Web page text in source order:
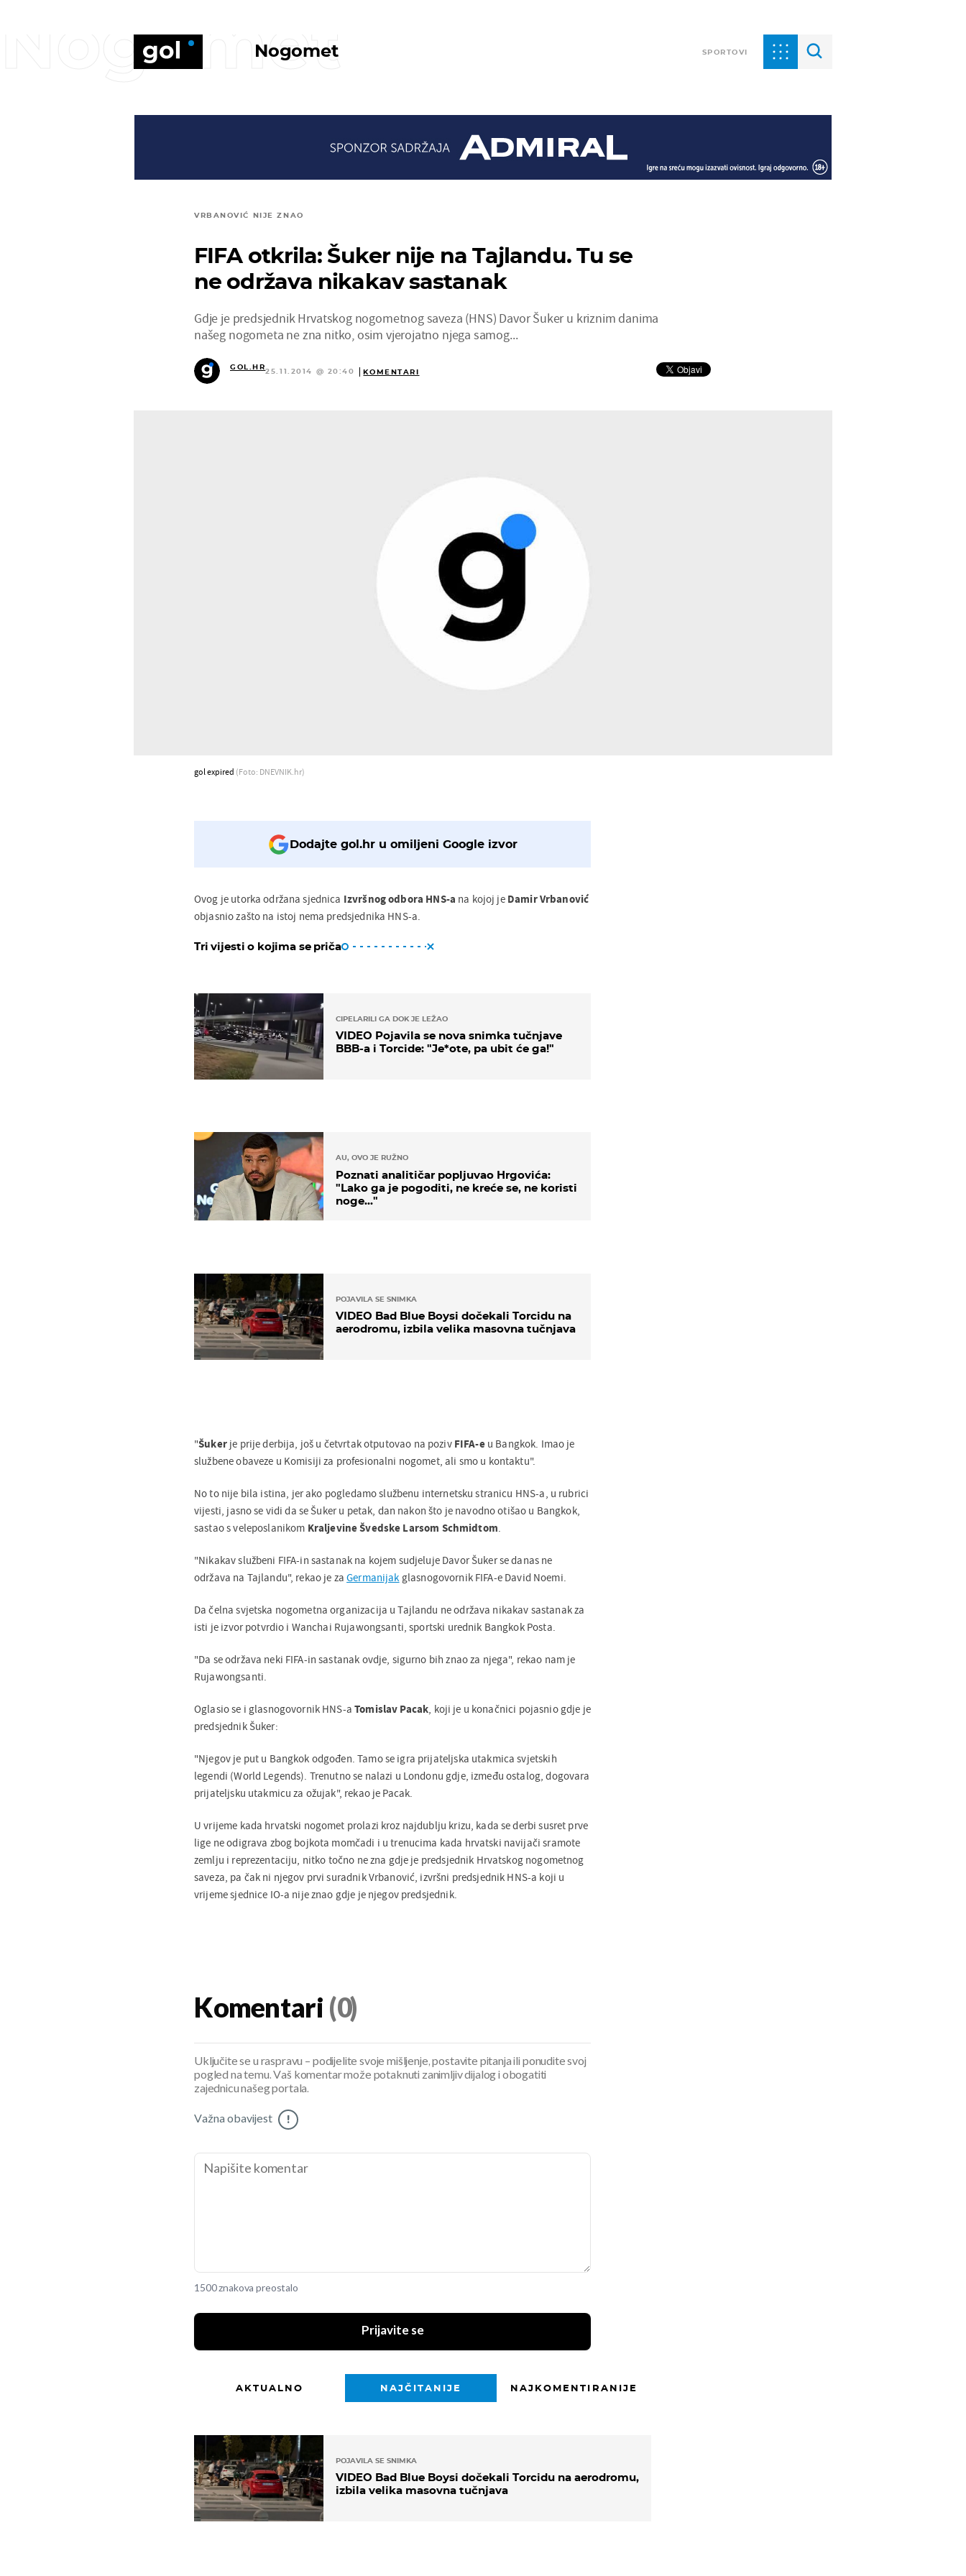
Nogomet SPORTOVI
Nogomet
VRBANOVIĆ NIJE ZNAO
FIFA otkrila: Šuker nije na Tajlandu. Tu se
ne održava nikakav sastanak
Gdje je predsjednik Hrvatskog nogometnog saveza (HNS) Davor Šuker u kriznim danima
našeg nogometa ne zna nitko, osim vjerojatno njega samog...
GOL.HR
25.11.2014 @ 20:40 KOMENTARI
gol expired (Foto: DNEVNIK.hr)
Dodajte gol.hr u omiljeni Google izvor
Ovog je utorka održana sjednica Izvršnog odbora HNS-a na kojoj je Damir Vrbanović
objasnio zašto na istoj nema predsjednika HNS-a.
Tri vijesti o kojima se priča
CIPELARILI GA DOK JE LEŽAO
VIDEO Pojavila se nova snimka tučnjave
BBB-a i Torcide: "Je*ote, pa ubit će ga!"
AU, OVO JE RUŽNO
Poznati analitičar popljuvao Hrgovića:
"Lako ga je pogoditi, ne kreće se, ne koristi
noge..."
POJAVILA SE SNIMKA
VIDEO Bad Blue Boysi dočekali Torcidu na
aerodromu, izbila velika masovna tučnjava
"Šukerje prije derbija, još u četvrtak otputovao na poziv FIFA-eu Bangkok. Imao je
službene obaveze u Komisiji za profesionalni nogomet, ali smo u kontaktu".
No to nije bila istina, jer ako pogledamo službenu internetsku stranicu HNS-a, u rubrici
vijesti, jasno se vidi da se Šuker u petak, dan nakon što je navodno otišao u Bangkok,
sastao s veleposlanikom Kraljevine Švedske Larsom Schmidtom.
"Nikakav službeni FIFA-in sastanak na kojem sudjeluje Davor Šuker se danas ne
održava na Tajlandu", rekao je zaGermanijak glasnogovornik FIFA-e David Noemi.
Da čelna svjetska nogometna organizacija u Tajlandu ne održava nikakav sastanak za
isti je izvor potvrdio i Wanchai Rujawongsanti, sportski urednik Bangkok Posta.
"Da se održava neki FIFA-in sastanak ovdje, sigurno bih znao za njega", rekao nam je
Rujawongsanti.
Oglasio se i glasnogovornik HNS-aTomislav Pacak, koji je u konačnici pojasnio gdje je
predsjednik Šuker:
"Njegov je put u Bangkok odgođen. Tamo se igra prijateljska utakmica svjetskih
legendi (World Legends). Trenutno se nalazi u Londonu gdje, između ostalog, dogovara
prijateljsku utakmicu za ožujak", rekao je Pacak.
U vrijeme kada hrvatski nogomet prolazi kroz najdublju krizu, kada se derbi susret prve
lige ne odigrava zbog bojkota momčadi i u trenucima kada hrvatski navijači sramote
zemlju i reprezentaciju, nitko točno ne zna gdje je predsjednik Hrvatskog nogometnog
saveza, pa čak ni njegov prvi suradnik Vrbanović, izvršni predsjednik HNS-a koji u
vrijeme sjednice IO-a nije znao gdje je njegov predsjednik.
Komentari (0)
Uključite se u raspravu – podijelite svoje mišljenje, postavite pitanja ili ponudite svoj
pogled na temu. Vaš komentar može potaknuti zanimljiv dijalog i obogatiti
zajednicu našeg portala.
Važna obavijest !
1500 znakova preostalo
Prijavite se
AKTUALNO NAJČITANIJE NAJKOMENTIRANIJE
POJAVILA SE SNIMKA
VIDEO Bad Blue Boysi dočekali Torcidu na aerodromu,
izbila velika masovna tučnjava